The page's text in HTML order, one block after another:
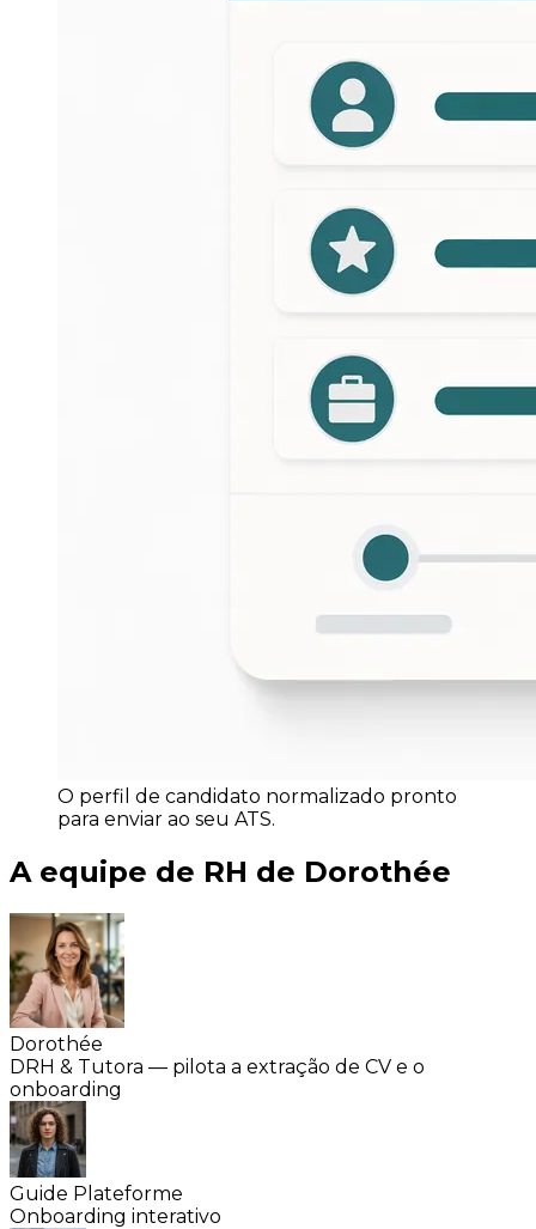
O perfil de candidato normalizado pronto
para enviar ao seu ATS.
A equipe de RH de Dorothée
Dorothée
DRH & Tutora — pilota a extração de CV e o
onboarding
Guide Plateforme
Onboarding interativo